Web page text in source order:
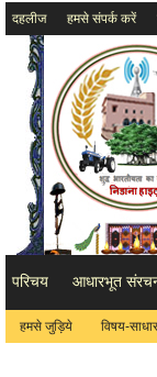
दहलीज हमसे संपर्क करें
परिचय आधारभूत
हमसे जुड़िये विषय-